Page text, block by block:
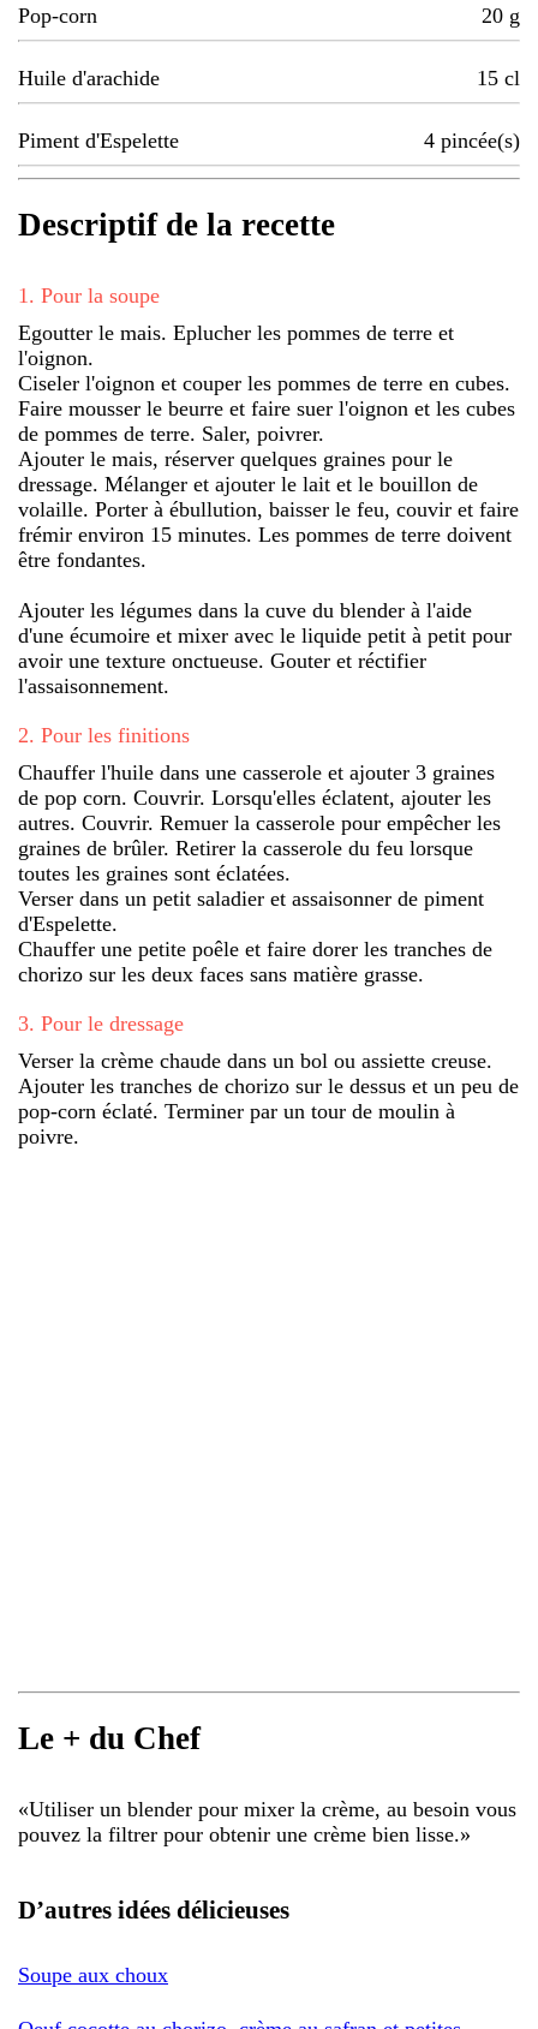
Pop-corn 20 g
Huile d'arachide 15 cl
Piment d'Espelette 4 pincée(s)
Descriptif de la recette
1 . Pour la soupe
Egoutter le mais. Eplucher les pommes de terre et
l'oignon.
Ciseler l'oignon et couper les pommes de terre en cubes.
Faire mousser le beurre et faire suer l'oignon et les cubes
de pommes de terre. Saler, poivrer.
Ajouter le mais, réserver quelques graines pour le
dressage. Mélanger et ajouter le lait et le bouillon de
volaille. Porter à ébullution, baisser le feu, couvir et faire
frémir environ 15 minutes. Les pommes de terre doivent
être fondantes.
Ajouter les légumes dans la cuve du blender à l'aide
d'une écumoire et mixer avec le liquide petit à petit pour
avoir une texture onctueuse. Gouter et réctifier
l'assaisonnement.
2. Pour les finitions
Chauffer l'huile dans une casserole et ajouter 3 graines
de pop corn. Couvrir. Lorsqu'elles éclatent, ajouter les
autres. Couvrir. Remuer la casserole pour empêcher les
graines de brûler. Retirer la casserole du feu lorsque
toutes les graines sont éclatées.
Verser dans un petit saladier et assaisonner de piment
d'Espelette.
Chauffer une petite poêle et faire dorer les tranches de
chorizo sur les deux faces sans matière grasse.
3. Pour le dressage
Verser la crème chaude dans un bol ou assiette creuse.
Ajouter les tranches de chorizo sur le dessus et un peu de
pop-corn éclaté. Terminer par un tour de moulin à
poivre.
Le + du Chef
«Utiliser un blender pour mixer la crème, au besoin vous
pouvez la filtrer pour obtenir une crème bien lisse.»
D’autres idées délicieuses
Soupe aux choux